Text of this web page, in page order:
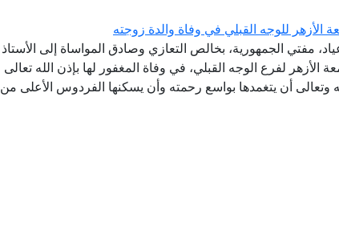
للوجه القبلي في وفاة والدة زوجته
مفتي الجمهورية، بخالص التعازي وصادق المواساة إلى الأستاذ
الأزهر لفرع الوجه القبلي، في وفاة المغفور لها بإذن الله تعالى
وتعالى أن يتغمدها بواسع رحمته وأن يسكنها الفردوس الأعلى من